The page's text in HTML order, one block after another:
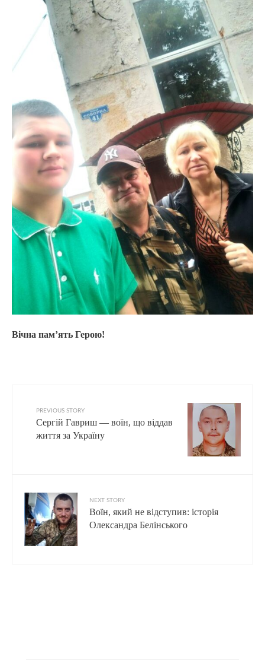
Вічна пам’ять Герою!
PREVIOUS STORY
Сергій Гавриш — воїн, що віддав
життя за Україну
NEXT STORY
Воїн, який не відступив: історія
Олександра Белінського